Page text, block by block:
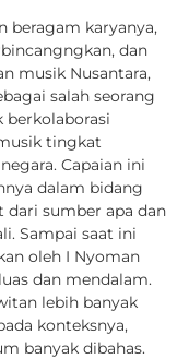
beragam karyanya,
dan
musik Nusantara,
salah seorang
berkolaborasi
tingkat
Capaian ini
dalam bidang
dari sumber apa dan
Sampai saat ini
oleh I Nyoman
dan mendalam.
lebih banyak
konteksnya,
banyak dibahas.